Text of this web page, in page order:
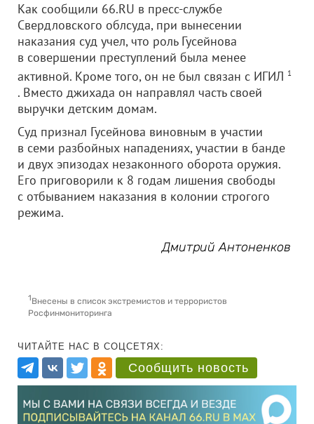
Как сообщили 66.RU в пресс-службе
Свердловского облсуда, при вынесении
наказания суд учел, что роль Гусейнова
в совершении преступлений была менее
активной. Кроме того, он не был связан с ИГИЛ 1
. Вместо джихада он направлял часть своей
выручки детским домам.
Суд признал Гусейнова виновным в участии
в семи разбойных нападениях, участии в банде
и двух эпизодах незаконного оборота оружия.
Его приговорили к 8 годам лишения свободы
с отбыванием наказания в колонии строгого
режима.
Дмитрий Антоненков
1Внесены в список экстремистов и террористов
Росфинмониторинга
ЧИТАЙТЕ НАС В СОЦСЕТЯХ:
Сообщить новость